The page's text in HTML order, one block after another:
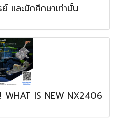
และนักศึกษาเท่านั้น
WHAT IS NEW NX2406